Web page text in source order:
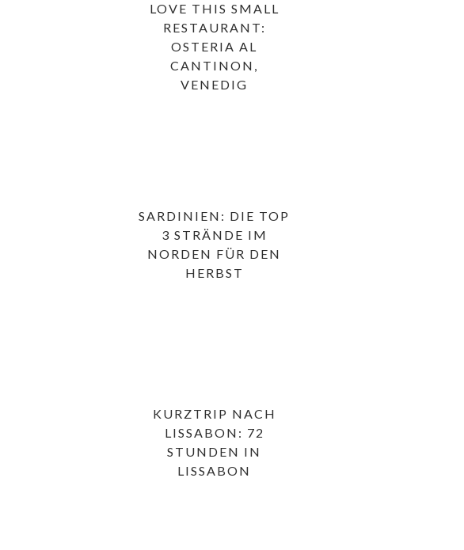
LOVE THIS SMALL
RESTAURANT:
OSTERIA AL
CANTINON,
VENEDIG
SARDINIEN: DIE TOP
3 STRÄNDE IM
NORDEN FÜR DEN
HERBST
KURZTRIP NACH
LISSABON: 72
STUNDEN IN
LISSABON